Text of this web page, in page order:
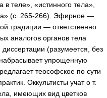
в теле», «истинного тела»,
(с. 265-266). Эфирное —
традиции — ответственно
аналогов органов тела
(разумеется, без
упрощенную
теософское по сути
Оккультисты учат о т.
имеющих вид цветков